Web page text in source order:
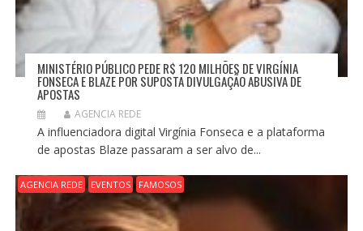
MINISTÉRIO PÚBLICO PEDE R$ 120 MILHÕES DE VIRGÍNIA
FONSECA E BLAZE POR SUPOSTA DIVULGAÇÃO ABUSIVA DE
APOSTAS
AGENCIA REDE
A influenciadora digital Virgínia Fonseca e a plataforma
de apostas Blaze passaram a ser alvo de...
AGENCIA REDE EVENTOS FAMOSOS